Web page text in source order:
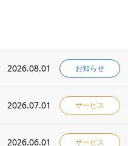
2026.08.01 お知らせ
2026.07.01 サービス
2026.06.01 サービス